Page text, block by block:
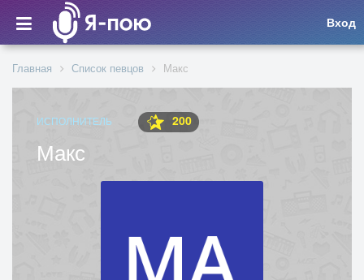
Вход
Главная Список певцов Макс
ИСПОЛНИТЕЛЬ 200
Макс